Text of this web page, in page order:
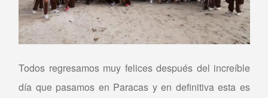
Todos regresamos muy felices después del increíble
día que pasamos en Paracas y en definitiva esta es